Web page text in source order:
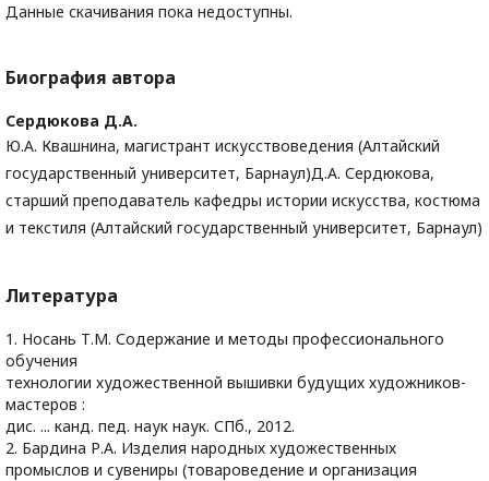
Данные скачивания пока недоступны.
Биография автора
Сердюкова Д.А.
Ю.А. Квашнина, магистрант искусствоведения (Алтайский
государственный университет, Барнаул)Д.А. Сердюкова,
старший преподаватель кафедры истории искусства, костюма
и текстиля (Алтайский государственный университет, Барнаул)
Литература
1. Носань Т.М. Содержание и методы профессионального
обучения
технологии художественной вышивки будущих художников-
мастеров :
дис. ... канд. пед. наук наук. СПб., 2012.
2. Бардина Р.А. Изделия народных художественных
промыслов и сувениры (товароведение и организация